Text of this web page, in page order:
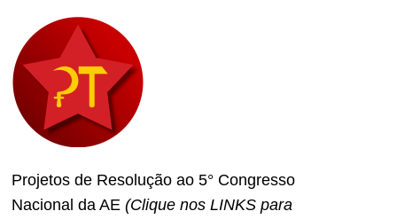
Projetos de Resolução ao 5° Congresso
Nacional da AE (Clique nos LINKS para